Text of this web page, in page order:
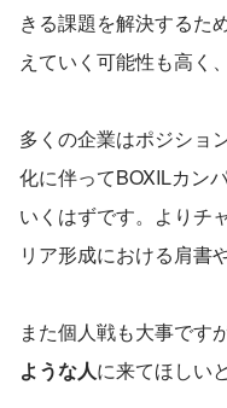
きる課題を解決するた
えていく可能性も高く
多くの企業はポジショ
化に伴ってBOXILカン
いくはずです。よりチ
リア形成における肩書
また個人戦も大事ですが
ような人に来てほしい